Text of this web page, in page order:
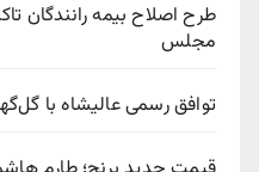
طرح اصلاح بیمه رانندگان
مجلس
توافق رسمی عالیشاه با